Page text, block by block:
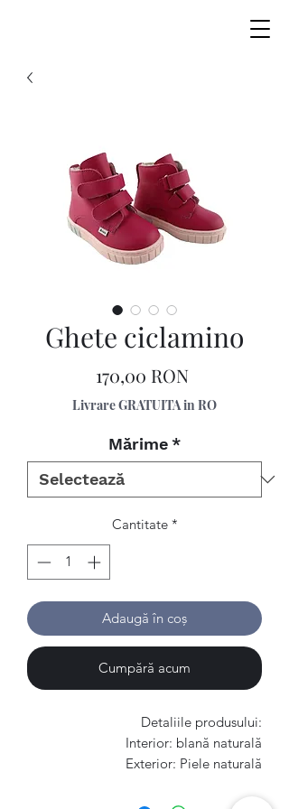
Ghete ciclamino
170,00 RONPreț
Livrare GRATUITA in RO
Mărime *
Cantitate *
Adaugă în coș
Cumpără acum
Detaliile produsului:
Interior: blană naturală
Exterior: Piele naturală